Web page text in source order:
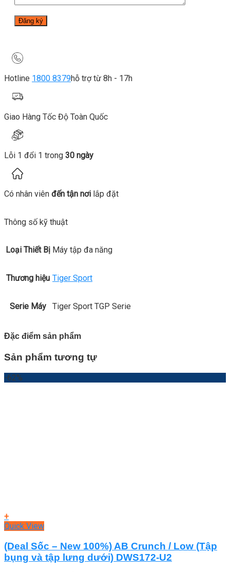
Hotline 1800 8379hỗ trợ từ 8h - 17h
Giao Hàng Tốc Độ Toàn Quốc
Lỗi 1 đổi 1 trong 30 ngày
Có nhân viên đến tận nơi lắp đặt
Thông số kỹ thuật
Loại Thiết Bị Máy tập đa năng
Thương hiệu Tiger Sport
Serie Máy Tiger Sport TGP Serie
Đặc điểm sản phẩm
Sản phẩm tương tự
-62%
+
Quick View
(Deal Sốc – New 100%) AB Crunch / Low (Tập
bụng và tập lưng dưới) DWS172-U2